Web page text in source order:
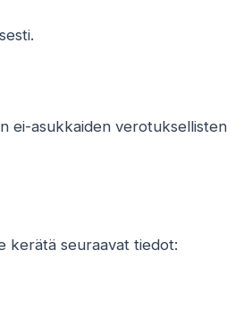
ei-asukkaiden verotuksellisten
kerätä seuraavat tiedot: